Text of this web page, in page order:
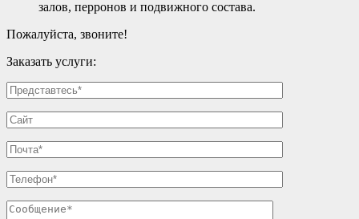
залов, перронов и подвижного состава.
Пожалуйста, звоните!
Заказать услуги: